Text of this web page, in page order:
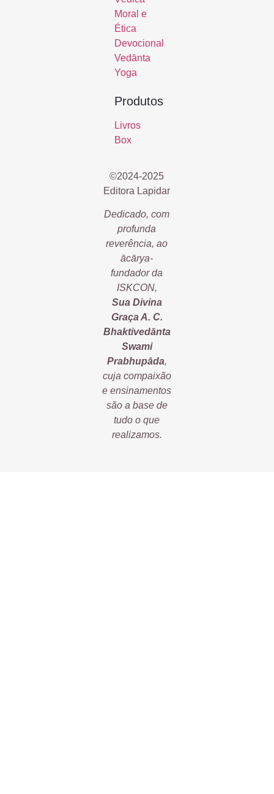
Moral e
Ética
Devocional
Vedānta
Yoga
Produtos
Livros
Box
©2024-2025
Editora Lapidar
Dedicado, com
profunda
reverência, ao
ācārya-
fundador da
ISKCON,
Sua Divina
Graça A. C.
Bhaktivedānta
Swami
Prabhupāda,
cuja compaixão
e ensinamentos
são a base de
tudo o que
realizamos.